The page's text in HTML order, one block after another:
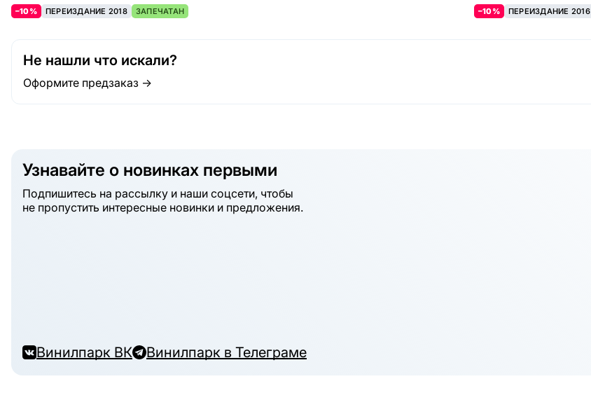
–10% ПЕРЕИЗДАНИЕ 2018 ЗАПЕЧАТАН –10% ПЕРЕИЗДАНИЕ 2016
Не нашли что искали?
Оформите предзаказ →
Узнавайте о новинках первыми
Подпишитесь на рассылку и наши соцсети, чтобы
не пропустить интересные новинки и предложения.
Винилпарк ВК Винилпарк в Телеграме